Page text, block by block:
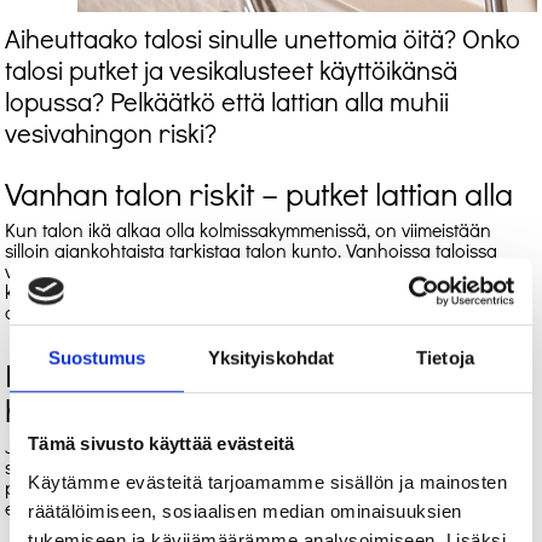
Suostumus Yksityiskohdat Tietoja
Tämä sivusto käyttää evästeitä
Käytämme evästeitä tarjoamamme sisällön ja mainosten
räätälöimiseen, sosiaalisen median ominaisuuksien
Aiheuttaako talosi sinulle unettomia öitä? Onko
talosi putket ja vesikalusteet käyttöikänsä
lopussa? Pelkäätkö että lattian alla muhii
vesivahingon riski?
Vanhan talon riskit – putket lattian alla
Kun talon ikä alkaa olla kolmissakymmenissä, on viimeistään
silloin ajankohtaista tarkistaa talon kunto. Vanhoissa taloissa
vesiputket ovat lattioiden alla. Tämä voi huolestuttaa, koska
käyttöikänsä päässä olevat vesiputket voivat rikkoutuessaan
aiheuttaa suuria vahinkoja ennen kuin vika paikallistetaan.
Kuntokartoitus ja korjaus tuovat lisää
huolettomia vuosia asumiseen
Jotta vanha talo saadaan turvalliseksi ja huolettomaksi,
suunnitellaan vanhaan taloon uudet, pintaan asennettavat
putket. Vanhat putket tyhjennetään ja tulpataan, jotta niistä ei
enää voi aiheutua vahinkoa talolle.